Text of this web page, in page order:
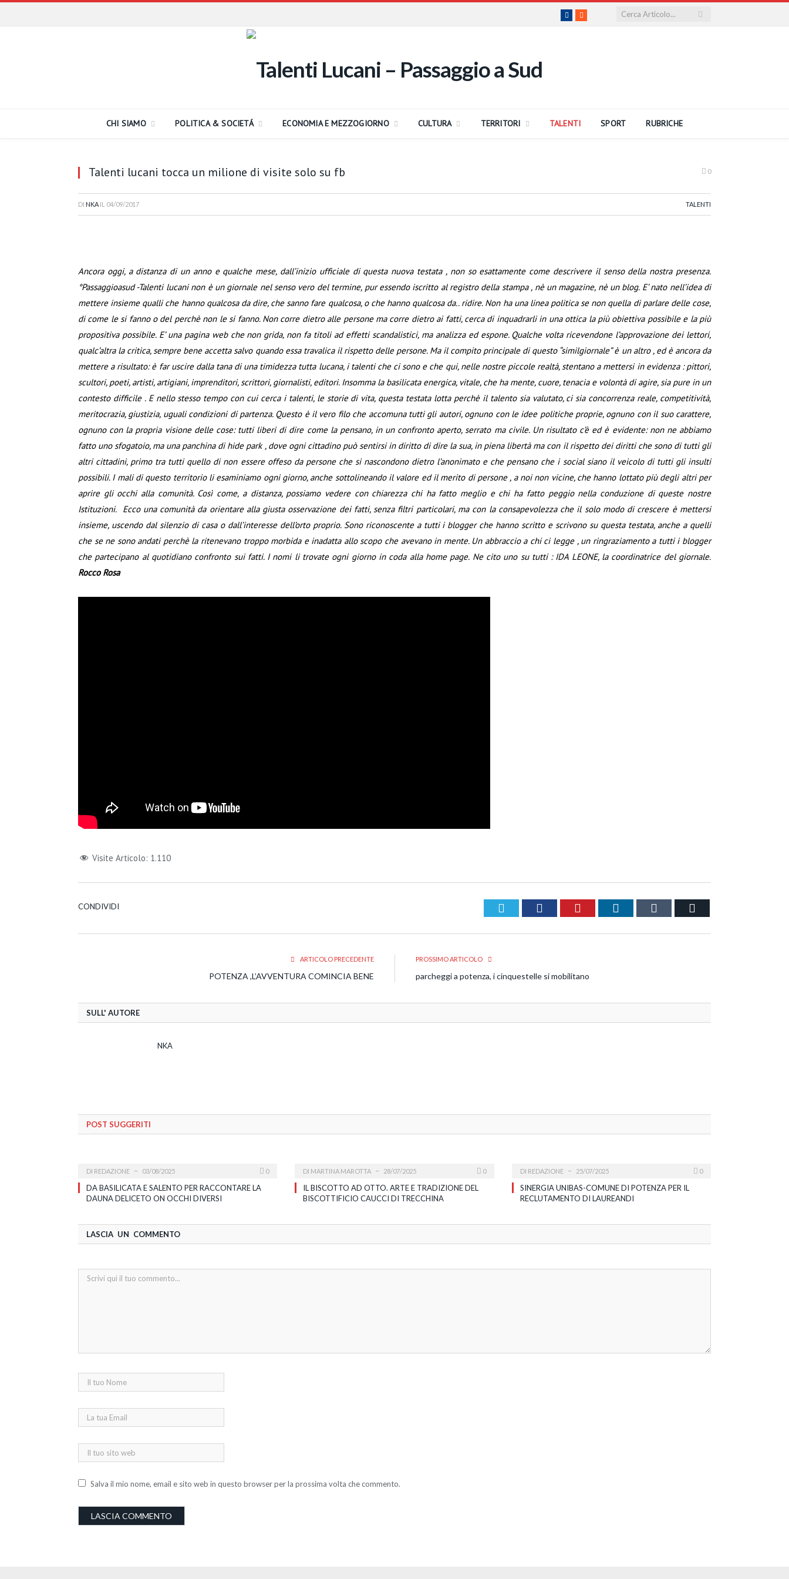
Facebook
RSS
CHI SIAMO POLITICA & SOCIETÁ ECONOMIA E MEZZOGIORNO CULTURA TERRITORI TALENTI SPORT RUBRICHE
Talenti lucani tocca un milione di visite solo su fb 0
DI NKA IL 04/09/2017 TALENTI
Ancora oggi, a distanza di un anno e qualche mese, dall’inizio ufficiale di questa nuova testata , non so esattamente come descrivere il senso della nostra presenza.
°Passaggioasud -Talenti lucani non è un giornale nel senso vero del termine, pur essendo iscritto al registro della stampa , nè un magazine, nè un blog. E’ nato nell’idea di
mettere insieme qualli che hanno qualcosa da dire, che sanno fare qualcosa, o che hanno qualcosa da.. ridire. Non ha una linea politica se non quella di parlare delle cose,
di come le si fanno o del perchè non le si fanno. Non corre dietro alle persone ma corre dietro ai fatti, cerca di inquadrarli in una ottica la più obiettiva possibile e la più
propositiva possibile. E’ una pagina web che non grida, non fa titoli ad effetti scandalistici, ma analizza ed espone. Qualche volta ricevendone l’approvazione dei lettori,
qualc’altra la critica, sempre bene accetta salvo quando essa travalica il rispetto delle persone. Ma il compito principale di questo “similgiornale” è un altro , ed è ancora da
mettere a risultato: è far uscire dalla tana di una timidezza tutta lucana, i talenti che ci sono e che qui, nelle nostre piccole realtà, stentano a mettersi in evidenza : pittori,
scultori, poeti, artisti, artigiani, imprenditori, scrittori, giornalisti, editori. Insomma la basilicata energica, vitale, che ha mente, cuore, tenacia e volontà di agire, sia pure in un
contesto difficile . E nello stesso tempo con cui cerca i talenti, le storie di vita, questa testata lotta perchè il talento sia valutato, ci sia concorrenza reale, competitività,
meritocrazia, giustizia, uguali condizioni di partenza. Questo è il vero filo che accomuna tutti gli autori, ognuno con le idee politiche proprie, ognuno con il suo carattere,
ognuno con la propria visione delle cose: tutti liberi di dire come la pensano, in un confronto aperto, serrato ma civile. Un risultato c’è ed è evidente: non ne abbiamo
fatto uno sfogatoio, ma una panchina di hide park , dove ogni cittadino può sentirsi in diritto di dire la sua, in piena libertà ma con il rispetto dei diritti che sono di tutti gli
altri cittadini, primo tra tutti quello di non essere offeso da persone che si nascondono dietro l’anonimato e che pensano che i social siano il veicolo di tutti gli insulti
possibili. I mali di questo territorio li esaminiamo ogni giorno, anche sottolineando il valore ed il merito di persone , a noi non vicine, che hanno lottato più degli altri per
aprire gli occhi alla comunità. Così come, a distanza, possiamo vedere con chiarezza chi ha fatto meglio e chi ha fatto peggio nella conduzione di queste nostre
Istituzioni. Ecco una comunità da orientare alla giusta osservazione dei fatti, senza filtri particolari, ma con la consapevolezza che il solo modo di crescere è mettersi
insieme, uscendo dal silenzio di casa o dall’interesse dell’orto proprio. Sono riconoscente a tutti i blogger che hanno scritto e scrivono su questa testata, anche a quelli
che se ne sono andati perchè la ritenevano troppo morbida e inadatta allo scopo che avevano in mente. Un abbraccio a chi ci legge , un ringraziamento a tutti i blogger
che partecipano al quotidiano confronto sui fatti. I nomi li trovate ogni giorno in coda alla home page. Ne cito uno su tutti : IDA LEONE, la coordinatrice del giornale.
Rocco Rosa
Visite Articolo: 1.110
CONDIVIDI Twitter Facebook Pinterest LinkedIn Tumblr
ARTICOLO PRECEDENTE
POTENZA ,L’AVVENTURA COMINCIA BENE
PROSSIMO ARTICOLO
parcheggi a potenza, i cinquestelle si mobilitano
SULL' AUTORE
NKA
POST SUGGERITI
DI REDAZIONE 03/08/2025 0
DA BASILICATA E SALENTO PER RACCONTARE LA
DAUNA DELICETO ON OCCHI DIVERSI
DI MARTINA MAROTTA 28/07/2025 0
IL BISCOTTO AD OTTO. ARTE E TRADIZIONE DEL
BISCOTTIFICIO CAUCCI DI TRECCHINA
DI REDAZIONE 25/07/2025 0
SINERGIA UNIBAS-COMUNE DI POTENZA PER IL
RECLUTAMENTO DI LAUREANDI
LASCIA UN COMMENTO
Salva il mio nome, email e sito web in questo browser per la prossima volta che commento.